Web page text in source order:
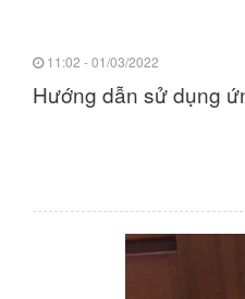
11:02 - 01/03/2022
Hướng dẫn sử dụng